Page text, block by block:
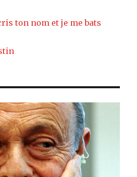
ton nom et je me bats